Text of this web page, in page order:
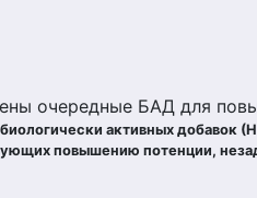
очередные БАД для
активных добавок
повышению потенции,